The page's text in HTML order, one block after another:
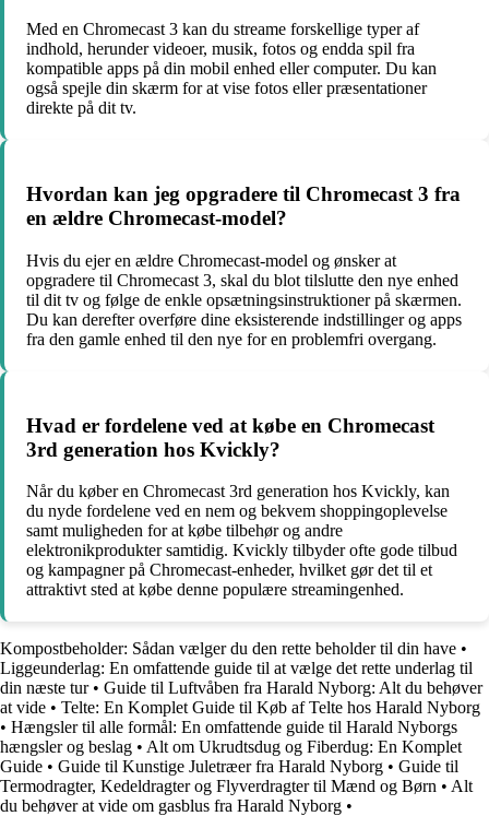
Med en Chromecast 3 kan du streame forskellige typer af
indhold, herunder videoer, musik, fotos og endda spil fra
kompatible apps på din mobil enhed eller computer. Du kan
også spejle din skærm for at vise fotos eller præsentationer
direkte på dit tv.
Hvordan kan jeg opgradere til Chromecast 3 fra
en ældre Chromecast-model?
Hvis du ejer en ældre Chromecast-model og ønsker at
opgradere til Chromecast 3, skal du blot tilslutte den nye enhed
til dit tv og følge de enkle opsætningsinstruktioner på skærmen.
Du kan derefter overføre dine eksisterende indstillinger og apps
fra den gamle enhed til den nye for en problemfri overgang.
Hvad er fordelene ved at købe en Chromecast
3rd generation hos Kvickly?
Når du køber en Chromecast 3rd generation hos Kvickly, kan
du nyde fordelene ved en nem og bekvem shoppingoplevelse
samt muligheden for at købe tilbehør og andre
elektronikprodukter samtidig. Kvickly tilbyder ofte gode tilbud
og kampagner på Chromecast-enheder, hvilket gør det til et
attraktivt sted at købe denne populære streamingenhed.
Kompostbeholder: Sådan vælger du den rette beholder til din have •
Liggeunderlag: En omfattende guide til at vælge det rette underlag til
din næste tur• Guide til Luftvåben fra Harald Nyborg: Alt du behøver
at vide • Telte: En Komplet Guide til Køb af Telte hos Harald Nyborg
• Hængsler til alle formål: En omfattende guide til Harald Nyborgs
hængsler og beslag • Alt om Ukrudtsdug og Fiberdug: En Komplet
Guide • Guide til Kunstige Juletræer fra Harald Nyborg • Guide til
Termodragter, Kedeldragter og Flyverdragter til Mænd og Børn • Alt
du behøver at vide om gasblus fra Harald Nyborg •